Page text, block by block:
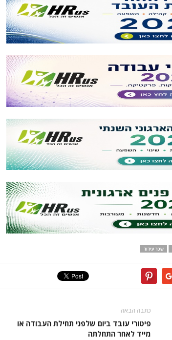
שכר עידוד
כתבה הבאה
פיטורי עובד ביום שלפני תחילת העבודה או
מייד לאחר התחלתה